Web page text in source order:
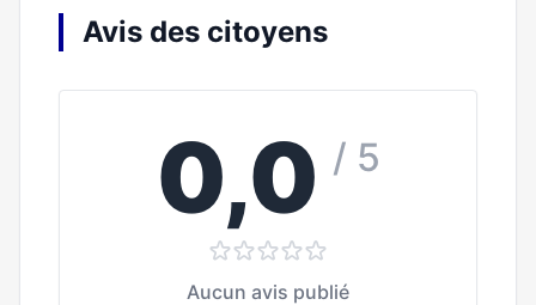
Avis des citoyens
0,0 / 5
Aucun avis publié